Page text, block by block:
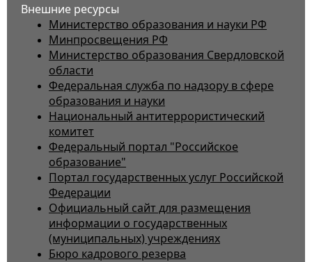
Внешние ресурсы
Министерство образования и науки РФ
Минпросвещения РФ
Министерство образования Свердловской
области
Федеральная служба по надзору в сфере
образования и науки
Национальный антитеррористический
комитет
Федеральный портал "Российское
образование"
Портал государственных услуг Российской
Федерации
Официальный сайт для размещения
информации о государственных
(муниципальных) учреждениях
Бюро кадрового резерва